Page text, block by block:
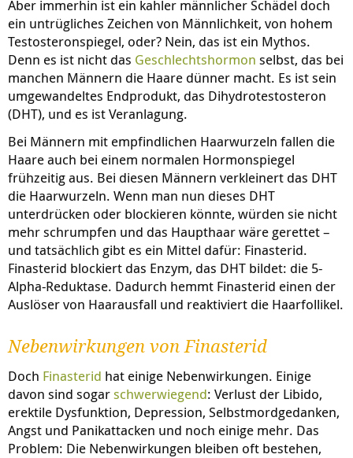
Aber immerhin ist ein kahler männlicher Schädel doch
ein untrügliches Zeichen von Männlichkeit, von hohem
Testosteronspiegel, oder? Nein, das ist ein Mythos.
Denn es ist nicht das Geschlechtshormon selbst, das bei
manchen Männern die Haare dünner macht. Es ist sein
umgewandeltes Endprodukt, das Dihydrotestosteron
(DHT), und es ist Veranlagung.
Bei Männern mit empfindlichen Haarwurzeln fallen die
Haare auch bei einem normalen Hormonspiegel
frühzeitig aus. Bei diesen Männern verkleinert das DHT
die Haarwurzeln. Wenn man nun dieses DHT
unterdrücken oder blockieren könnte, würden sie nicht
mehr schrumpfen und das Haupthaar wäre gerettet –
und tatsächlich gibt es ein Mittel dafür: Finasterid.
Finasterid blockiert das Enzym, das DHT bildet: die 5-
Alpha-Reduktase. Dadurch hemmt Finasterid einen der
Auslöser von Haarausfall und reaktiviert die Haarfollikel.
Nebenwirkungen von Finasterid
Doch Finasterid hat einige Nebenwirkungen. Einige
davon sind sogarschwerwiegend: Verlust der Libido,
erektile Dysfunktion, Depression, Selbstmordgedanken,
Angst und Panikattacken und noch einige mehr. Das
Problem: Die Nebenwirkungen bleiben oft bestehen,